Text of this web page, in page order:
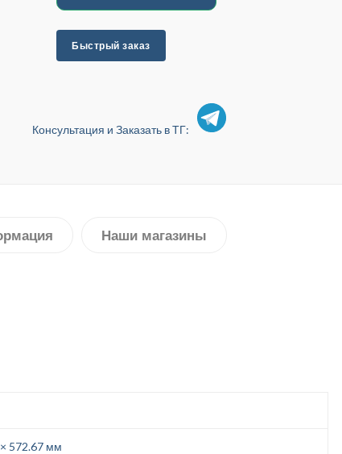
Быстрый заказ
Консультация и Заказать в ТГ:
Наши магазины
572.67 мм